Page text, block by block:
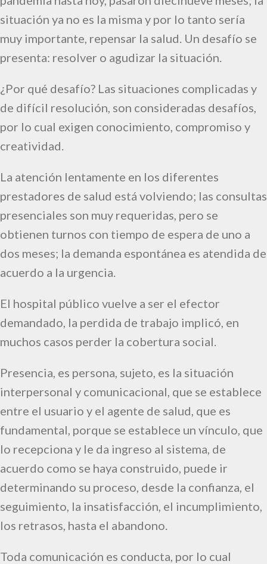
situación ya no es la misma y por lo tanto sería
muy importante, repensar la salud. Un desafío se
presenta: resolver o agudizar la situación.
¿Por qué desafío? Las situaciones complicadas y
de difícil resolución, son consideradas desafíos,
por lo cual exigen conocimiento, compromiso y
creatividad.
La atención lentamente en los diferentes
prestadores de salud está volviendo; las consultas
presenciales son muy requeridas, pero se
obtienen turnos con tiempo de espera de uno a
dos meses; la demanda espontánea es atendida de
acuerdo a la urgencia.
El hospital público vuelve a ser el efector
demandado, la perdida de trabajo implicó, en
muchos casos perder la cobertura social.
Presencia, es persona, sujeto, es la situación
interpersonal y comunicacional, que se establece
entre el usuario y el agente de salud, que es
fundamental, porque se establece un vínculo, que
lo recepciona y le da ingreso al sistema, de
acuerdo como se haya construido, puede ir
determinando su proceso, desde la confianza, el
seguimiento, la insatisfacción, el incumplimiento,
los retrasos, hasta el abandono.
Toda comunicación es conducta, por lo cual